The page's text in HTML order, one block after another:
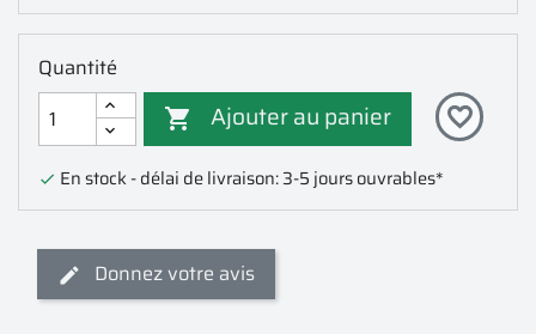
Quantité
 Ajouter au panier favorite_border
 En stock - délai de livraison: 3-5 jours ouvrables*
Donnez votre avis